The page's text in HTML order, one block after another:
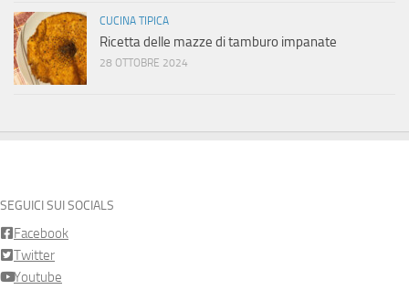
CUCINA TIPICA
Ricetta delle mazze di tamburo impanate
28 OTTOBRE 2024
SEGUICI SUI SOCIALS
Facebook
Twitter
Youtube